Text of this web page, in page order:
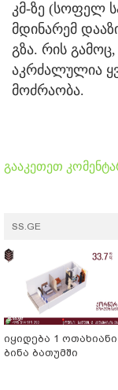
კმ-ზე (სოფელ
მდინარემ
გზა. რის
აკრძალულია
მოძრაობა.
გააკეთეთ
SS.GE
იყიდება 1 ოთახიანი
ბინა ბათუმში